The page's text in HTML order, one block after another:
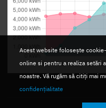
Acest website folosește
online si pentru a realiza setări
noastre. Vă rugăm să citiți mai
confidențialitate